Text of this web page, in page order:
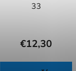
33
€12,30